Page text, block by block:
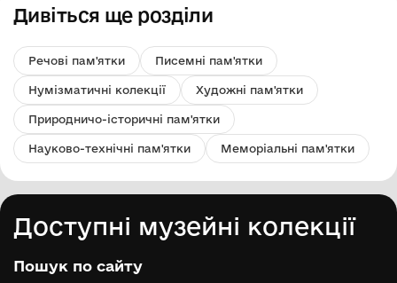
Дивіться ще розділи
Речові пам'ятки Писемні пам'ятки
Нумізматичні колекції Художні пам'ятки
Природничо-історичні пам'ятки
Науково-технічні пам'ятки Меморіальні пам'ятки
Доступні музейні колекції
Пошук по сайту